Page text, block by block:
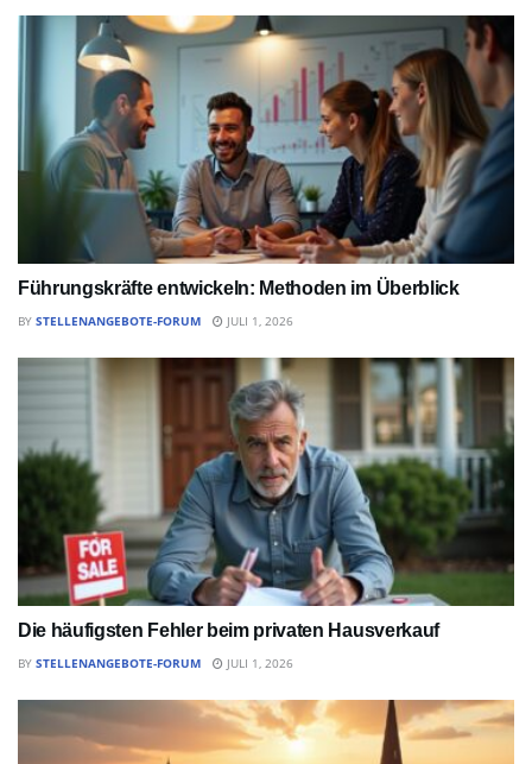
Führungskräfte entwickeln: Methoden im Überblick
BY STELLENANGEBOTE-FORUM JULI 1, 2026
Die häufigsten Fehler beim privaten Hausverkauf
BY STELLENANGEBOTE-FORUM JULI 1, 2026